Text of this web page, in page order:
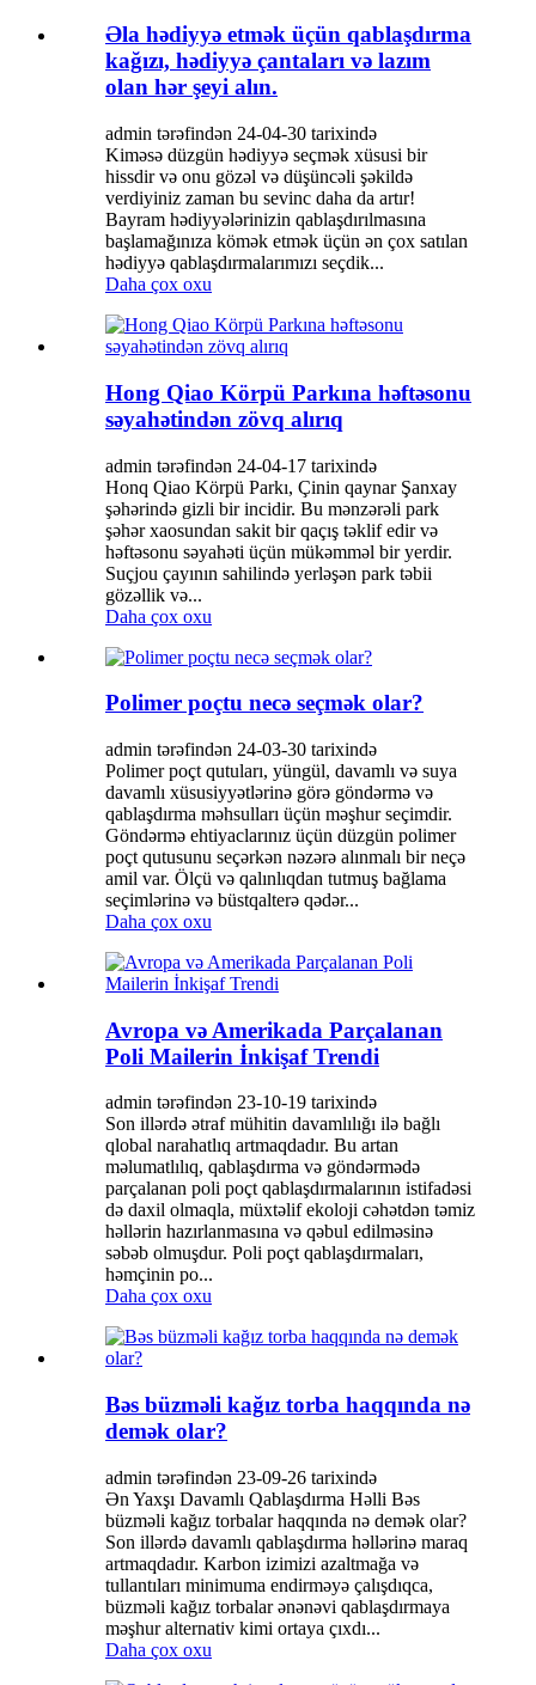
Əla hədiyyə etmək üçün qablaşdırma
kağızı, hədiyyə çantaları və lazım
olan hər şeyi alın.
admin tərəfindən 24-04-30 tarixində
Kiməsə düzgün hədiyyə seçmək xüsusi bir
hissdir və onu gözəl və düşüncəli şəkildə
verdiyiniz zaman bu sevinc daha da artır!
Bayram hədiyyələrinizin qablaşdırılmasına
başlamağınıza kömək etmək üçün ən çox satılan
hədiyyə qablaşdırmalarımızı seçdik...
Daha çox oxu
Hong Qiao Körpü Parkına həftəsonu
səyahətindən zövq alırıq
admin tərəfindən 24-04-17 tarixində
Honq Qiao Körpü Parkı, Çinin qaynar Şanxay
şəhərində gizli bir incidir. Bu mənzərəli park
şəhər xaosundan sakit bir qaçış təklif edir və
həftəsonu səyahəti üçün mükəmməl bir yerdir.
Suçjou çayının sahilində yerləşən park təbii
gözəllik və...
Daha çox oxu
Polimer poçtu necə seçmək olar?
admin tərəfindən 24-03-30 tarixində
Polimer poçt qutuları, yüngül, davamlı və suya
davamlı xüsusiyyətlərinə görə göndərmə və
qablaşdırma məhsulları üçün məşhur seçimdir.
Göndərmə ehtiyaclarınız üçün düzgün polimer
poçt qutusunu seçərkən nəzərə alınmalı bir neçə
amil var. Ölçü və qalınlıqdan tutmuş bağlama
seçimlərinə və büstqalterə qədər...
Daha çox oxu
Avropa və Amerikada Parçalanan
Poli Mailerin İnkişaf Trendi
admin tərəfindən 23-10-19 tarixində
Son illərdə ətraf mühitin davamlılığı ilə bağlı
qlobal narahatlıq artmaqdadır. Bu artan
məlumatlılıq, qablaşdırma və göndərmədə
parçalanan poli poçt qablaşdırmalarının istifadəsi
də daxil olmaqla, müxtəlif ekoloji cəhətdən təmiz
həllərin hazırlanmasına və qəbul edilməsinə
səbəb olmuşdur. Poli poçt qablaşdırmaları,
həmçinin po...
Daha çox oxu
Bəs büzməli kağız torba haqqında nə
demək olar?
admin tərəfindən 23-09-26 tarixində
Ən Yaxşı Davamlı Qablaşdırma Həlli Bəs
büzməli kağız torbalar haqqında nə demək olar?
Son illərdə davamlı qablaşdırma həllərinə maraq
artmaqdadır. Karbon izimizi azaltmağa və
tullantıları minimuma endirməyə çalışdıqca,
büzməli kağız torbalar ənənəvi qablaşdırmaya
məşhur alternativ kimi ortaya çıxdı...
Daha çox oxu